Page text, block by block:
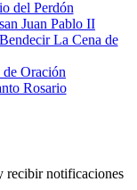
recibir notificaciones